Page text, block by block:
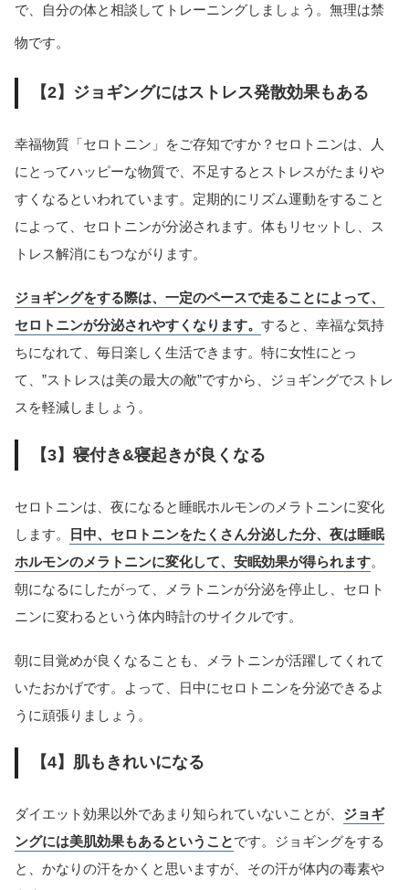
で、自分の体と相談してトレーニングしましょう。無理は禁
物です。
【2】ジョギングにはストレス発散効果もある
幸福物質「セロトニン」をご存知ですか？セロトニンは、人
にとってハッピーな物質で、不足するとストレスがたまりや
すくなるといわれています。定期的にリズム運動をすること
によって、セロトニンが分泌されます。体もリセットし、ス
トレス解消にもつながります。
ジョギングをする際は、一定のペースで走ることによって、
セロトニンが分泌されやすくなります。 すると、幸福な気持
ちになれて、毎日楽しく生活できます。特に女性にとっ
て、”ストレスは美の最大の敵”ですから、ジョギングでストレ
スを軽減しましょう。
【3】寝付き&寝起きが良くなる
セロトニンは、夜になると睡眠ホルモンのメラトニンに変化
します。
日中、セロトニンをたくさん分泌した分、夜は睡眠
ホルモンのメラトニンに変化して、安眠効果が得られます。
朝になるにしたがって、メラトニンが分泌を停止し、セロト
ニンに変わるという体内時計のサイクルです。
朝に目覚めが良くなることも、メラトニンが活躍してくれて
いたおかげです。よって、日中にセロトニンを分泌できるよ
うに頑張りましょう。
【4】肌もきれいになる
ダイエット効果以外であまり知られていないことが、 ジョギ
ングには美肌効果もあるということです。ジョギングをする
と、かなりの汗をかくと思いますが、その汗が体内の毒素や